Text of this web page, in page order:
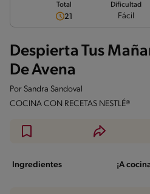
Total
21
Dificultad
Fácil
Despierta Tus
De Avena
Por Sandra Sandoval
COCINA CON RECETAS NESTLÉ®
Ingredientes ¡A